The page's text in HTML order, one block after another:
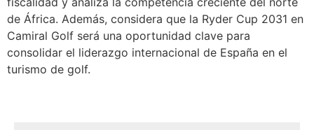
de África. Además, considera que la Ryder Cup 2031 en
Camiral Golf será una oportunidad clave para
consolidar el liderazgo internacional de España en el
turismo de golf.